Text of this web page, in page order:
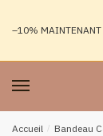
navigation
–10% MAINTENANT
Accueil / Bandeau